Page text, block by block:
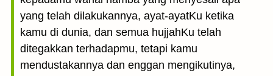
yang telah dilakukannya, ayat-ayatKu ketika
kamu di dunia, dan semua hujjahKu telah
ditegakkan terhadapmu, tetapi kamu
mendustakannya dan enggan mengikutinya,